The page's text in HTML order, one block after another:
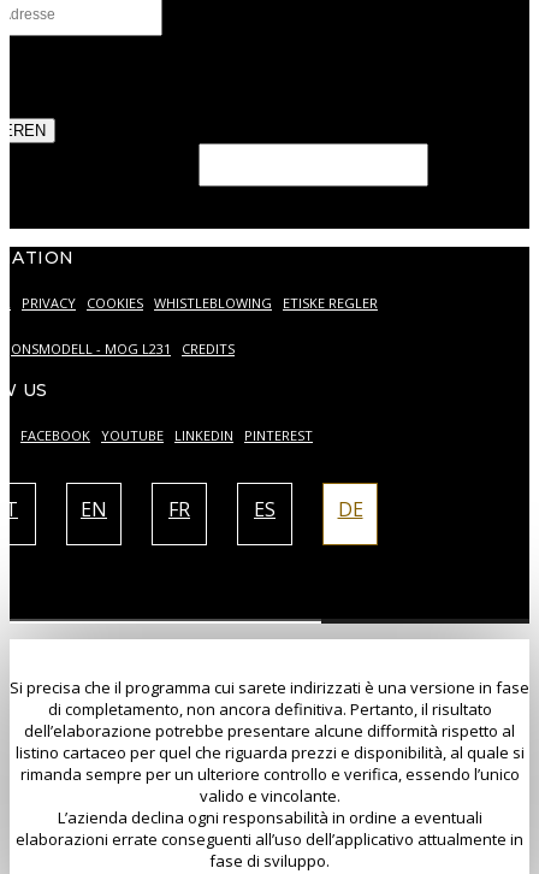
PRIVACY COOKIES WHISTLEBLOWING ETISKE REGLER
- MOG L231 CREDITS
US
FACEBOOK YOUTUBE LINKEDIN PINTEREST
IT EN FR ES DE
Si precisa che il programma cui sarete indirizzati è una versione in fase
di completamento, non ancora definitiva. Pertanto, il risultato
dell’elaborazione potrebbe presentare alcune difformità rispetto al
listino cartaceo per quel che riguarda prezzi e disponibilità, al quale si
rimanda sempre per un ulteriore controllo e verifica, essendo l’unico
valido e vincolante.
L’azienda declina ogni responsabilità in ordine a eventuali
elaborazioni errate conseguenti all’uso dell’applicativo attualmente in
fase di sviluppo.